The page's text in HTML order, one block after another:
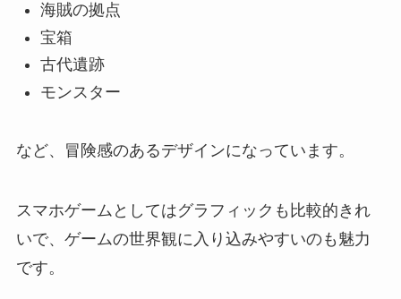
海賊の拠点
宝箱
古代遺跡
モンスター
など、冒険感のあるデザインになっています。
スマホゲームとしてはグラフィックも比較的きれ
いで、ゲームの世界観に入り込みやすいのも魅力
です。